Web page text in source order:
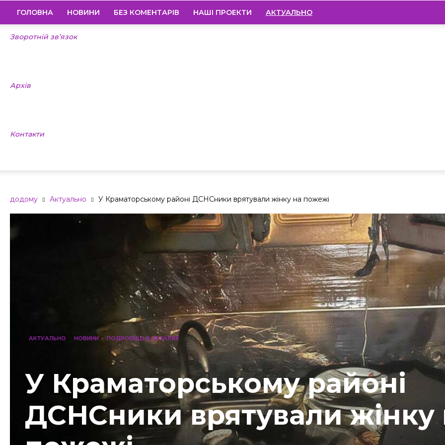
ГОЛОВНА НОВИНИ БЕЗ КОМЕНТАРІВ НАШІ ПРОЕКТИ АКТУАЛЬНО
Зворотній зв’язок
Архів
Контакти
додому Актуально У Краматорському районі ДСНСники врятували жінку на пожежі
АКТУАЛЬНО НОВИНИ ПОДРОБИЦІ В ДЕТАЛЯХ
У Краматорському районі
ДСНСники врятували жінку